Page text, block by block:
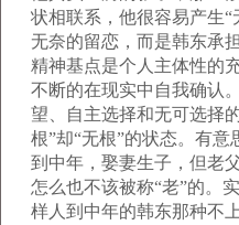
状相联系，他很容易产生
无奈的留恋，而是韩东承
精神基点是个人主体性的
不断的在现实中自我确认
望、自主选择和无可选择
根”却“无根”的状态。有
到中年，娶妻生子，但老
怎么也不该被称“老”的。
样人到中年的韩东那种不